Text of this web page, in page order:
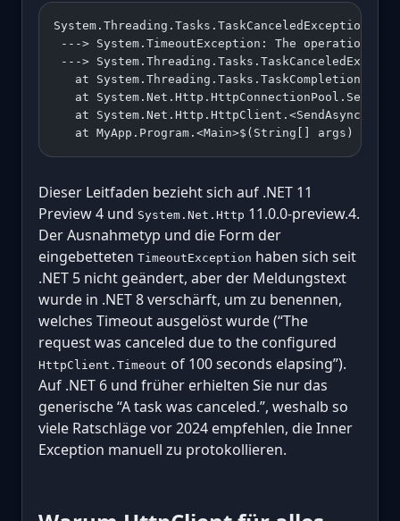
---> System.TimeoutException: The operation
--->
at
at
at
   at MyApp.Program.<Main>$(String[] args)
Dieser Leitfaden bezieht sich auf .NET 11
Preview 4 und System.Net.Http 11.0.0-preview.4.
Der Ausnahmetyp und die Form der
eingebetteten TimeoutException haben sich seit
.NET 5 nicht geändert, aber der Meldungstext
wurde in .NET 8 verschärft, um zu benennen,
welches Timeout ausgelöst wurde (“The
request was canceled due to the configured
HttpClient.Timeout of 100 seconds elapsing”).
Auf .NET 6 und früher erhielten Sie nur das
generische “A task was canceled.”, weshalb so
viele Ratschläge vor 2024 empfehlen, die Inner
Exception manuell zu protokollieren.